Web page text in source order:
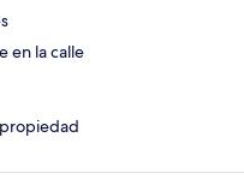
en la calle